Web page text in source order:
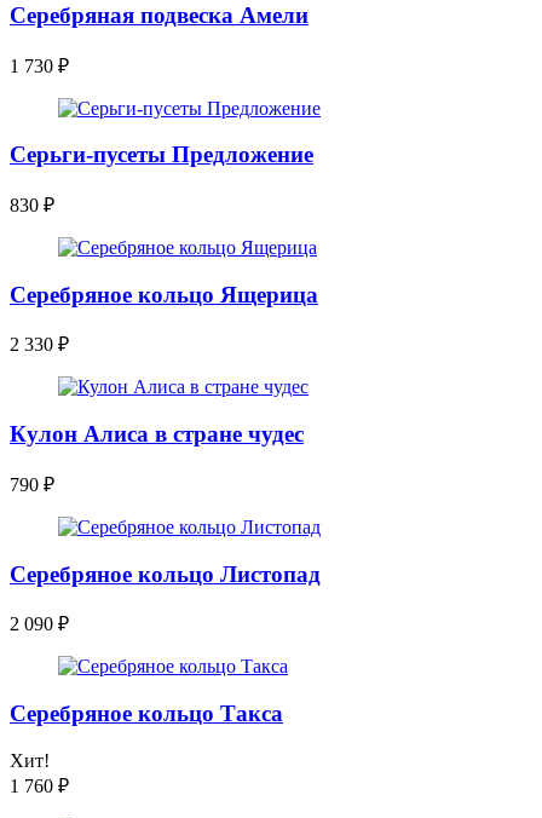
Серебряная подвеска Амели
1 730 ₽
Серьги-пусеты Предложение
830 ₽
Серебряное кольцо Ящерица
2 330 ₽
Кулон Алиса в стране чудес
790 ₽
Серебряное кольцо Листопад
2 090 ₽
Серебряное кольцо Такса
Хит!
1 760 ₽